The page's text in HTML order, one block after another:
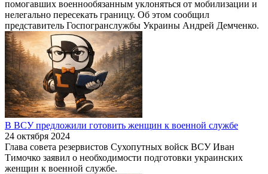
помогавших военнообязанным уклоняться от мобилизации и
нелегально пересекать границу. Об этом сообщил
представитель Госпогранслужбы Украины Андрей Демченко.
В ВСУ предложили готовить женщин к военной службе
24 октября 2024
Глава совета резервистов Сухопутных войск ВСУ Иван
Тимочко заявил о необходимости подготовки украинских
женщин к военной службе.